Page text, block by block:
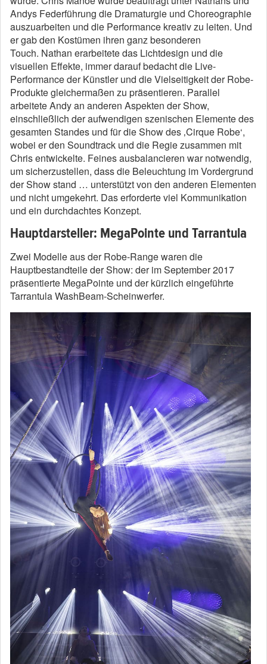
Andys Federführung die Dramaturgie und Choreographie
auszuarbeiten und die Performance kreativ zu leiten. Und
er gab den Kostümen ihren ganz besonderen
Touch. Nathan erarbeitete das Lichtdesign und die
visuellen Effekte, immer darauf bedacht die Live-
Performance der Künstler und die Vielseitigkeit der Robe-
Produkte gleichermaßen zu präsentieren. Parallel
arbeitete Andy an anderen Aspekten der Show,
einschließlich der aufwendigen szenischen Elemente des
gesamten Standes und für die Show des ‚Cirque Robe‘,
wobei er den Soundtrack und die Regie zusammen mit
Chris entwickelte. Feines ausbalancieren war notwendig,
um sicherzustellen, dass die Beleuchtung im Vordergrund
der Show stand … unterstützt von den anderen Elementen
und nicht umgekehrt. Das erforderte viel Kommunikation
und ein durchdachtes Konzept.
Hauptdarsteller: MegaPointe und Tarrantula
Zwei Modelle aus der Robe-Range waren die
Hauptbestandteile der Show: der im September 2017
präsentierte MegaPointe und der kürzlich eingeführte
Tarrantula WashBeam-Scheinwerfer.